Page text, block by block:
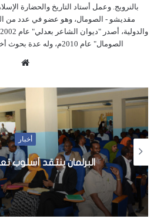
بالنرويج. وعمل أستاد التاريخ والحضارة
مقديشو - الصومال، وهو عضو في عدد من
الصومال" عام 2010م، وله عدة بحوث أخرى، يقيم الآن بالنرويج .
ق
ع
ل
و
ي
أخبار
استقالة رئيس إدرة
قبل بونتلاند